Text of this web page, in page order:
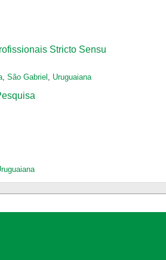
Stricto Sensu
, São Gabriel , Uruguaiana